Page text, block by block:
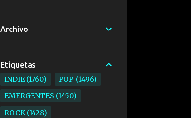
Archivo
Etiquetas
INDIE 1760 POP 1496
EMERGENTES 1450
ROCK 1428